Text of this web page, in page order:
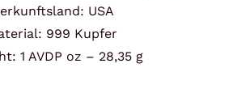
USA
999 Kupfer
1 AVDP oz – 28,35 g